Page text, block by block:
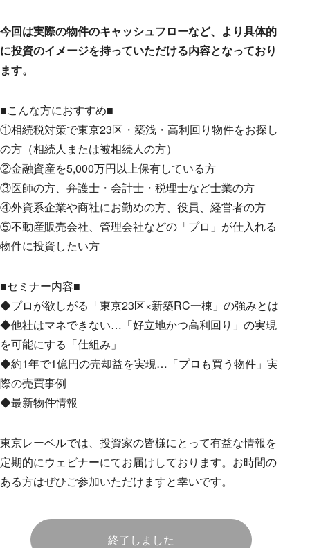
Contact
今回は実際の物件のキャッシュフローなど、より具体的
に投資のイメージを持っていただける内容となっており
ます。
■こんな方におすすめ■
①相続税対策で東京23区・築浅・高利回り物件をお探し
の方（相続人または被相続人の方）
②金融資産を5,000万円以上保有している方
③医師の方、弁護士・会計士・税理士など士業の方
④外資系企業や商社にお勤めの方、役員、経営者の方
⑤不動産販売会社、管理会社などの「プロ」が仕入れる
物件に投資したい方
■セミナー内容■
◆プロが欲しがる「東京23区×新築RC一棟」の強みとは
◆他社はマネできない…「好立地かつ高利回り」の実現
を可能にする「仕組み」
◆約1年で1億円の売却益を実現…「プロも買う物件」実
際の売買事例
◆最新物件情報
東京レーベルでは、投資家の皆様にとって有益な情報を
定期的にウェビナーにてお届けしております。お時間の
ある方はぜひご参加いただけますと幸いです。
終了しました